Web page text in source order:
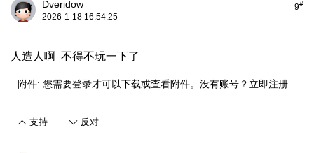
9#
Dveridow
2026-1-18 16:54:25
人造人啊 不得不玩一下了
附件: 您需要登录才可以下载或查看附件。没有账号？ 立即注册
支持 反对